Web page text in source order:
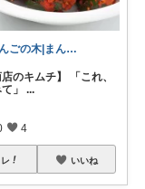
りんごの木|まんさの
店のキムチ】 「これ、
」
...
4
いいね